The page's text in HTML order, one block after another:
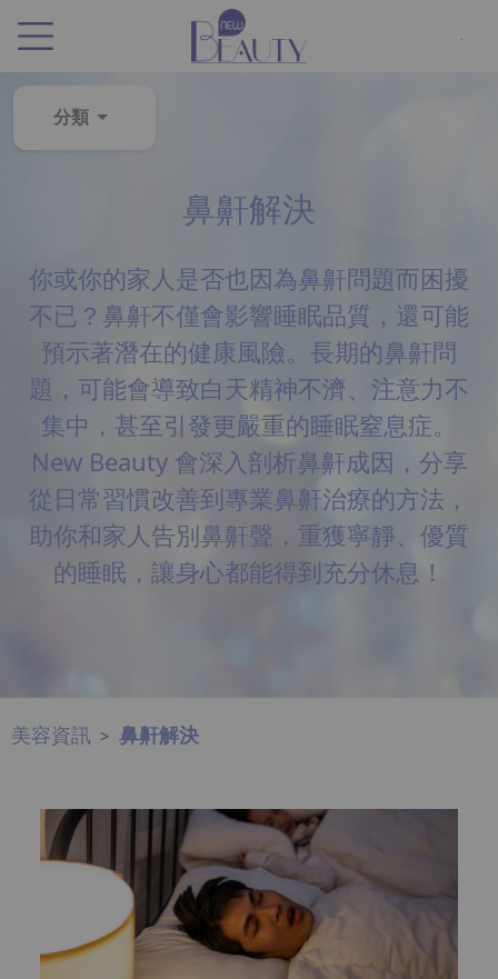
.
分類
百
科
美
白
去
斑
眼
袋
知
髮
解
密
去
印
知
瘦
鼻鼾解決
你或你的家人是否也因為鼻鼾問題而困擾
不已？鼻鼾不僅會影響睡眠品質，還可能
預示著潛在的健康風險。長期的鼻鼾問
題，可能會導致白天精神不濟、注意力不
集中，甚至引發更嚴重的睡眠窒息症。
New Beauty 會深入剖析鼻鼾成因，分享
從日常習慣改善到專業鼻鼾治療的方法，
助你和家人告別鼻鼾聲，重獲寧靜、優質
的睡眠，讓身心都能得到充分休息！
美容資訊 > 鼻鼾解決